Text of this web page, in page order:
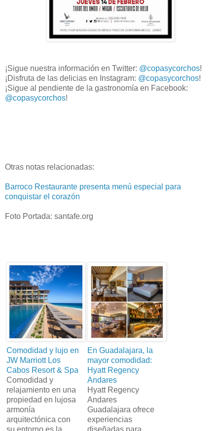
¡Sigue nuestra información en Twitter: @copasycorchos!
¡Disfruta de las delicias en Instagram: @copasycorchos!
¡Sigue al pendiente de la gastronomía en Facebook:
@copasycorchos!
Otras notas relacionadas:
Barroco Restaurante presenta menú especial para
conquistar el corazón
Foto Portada: santafe.org
Comodidad y lujo en
JW Marriott Los
Cabos Resort & Spa
Comodidad y
relajamiento en una
propiedad en lujosa
armonía
arquitectónica con
su entorno es la
En Guadalajara, la
mayor comodidad:
Hyatt Regency
Andares
Hyatt Regency
Andares
Guadalajara ofrece
experiencias
diseñadas para